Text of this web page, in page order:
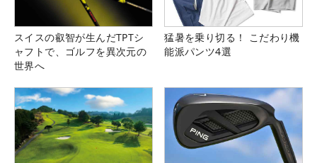
スイスの叡智が生んだTPTシ
ャフトで、ゴルフを異次元の
世界へ
猛暑を乗り切る！ こだわり機
能派パンツ4選